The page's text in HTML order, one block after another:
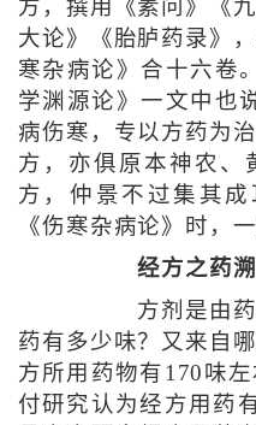
方，撰用《素问》《
大论》《胎胪药录》
寒杂病论》合十六卷
学渊源论》一文中也
病伤寒，专以方药为
方，亦俱原本神农、
方，仲景不过集其
《伤寒杂病论》时，
经方之药溯
方剂是由药
药有多少味？又来自
方所用药物有170味
付研究认为经方用药